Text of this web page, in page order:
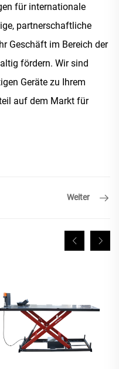
für internationale
partnerschaftliche
Geschäft im Bereich der
fördern. Wir sind
Geräte zu Ihrem
auf dem Markt für
Weiter